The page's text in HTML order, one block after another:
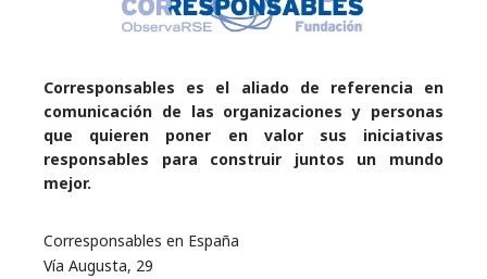
Corresponsables es el aliado de referencia en
comunicación de las organizaciones y personas
que quieren poner en valor sus iniciativas
responsables para construir juntos un mundo
mejor.
Corresponsables en España
Vía Augusta, 29